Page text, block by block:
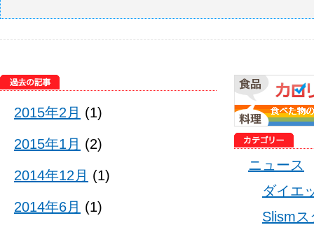
ニュース
ダイエ
Slism
2015年2月 (1)
2015年1月 (2)
2014年12月 (1)
2014年6月 (1)